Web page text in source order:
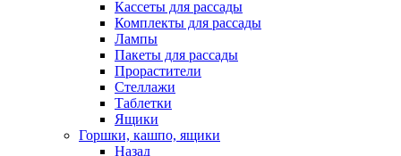
Кассеты для рассады
Комплекты для рассады
Лампы
Пакеты для рассады
Прорастители
Стеллажи
Таблетки
Ящики
Горшки, кашпо, ящики
Назад